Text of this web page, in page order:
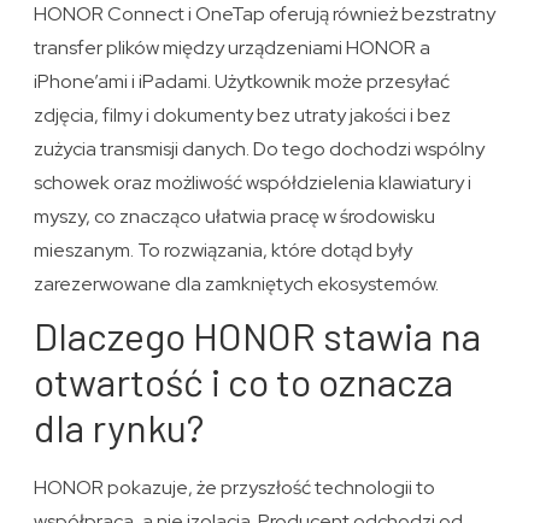
HONOR Connect i OneTap oferują również bezstratny
transfer plików między urządzeniami HONOR a
iPhone’ami i iPadami. Użytkownik może przesyłać
zdjęcia, filmy i dokumenty bez utraty jakości i bez
zużycia transmisji danych. Do tego dochodzi wspólny
schowek oraz możliwość współdzielenia klawiatury i
myszy, co znacząco ułatwia pracę w środowisku
mieszanym. To rozwiązania, które dotąd były
zarezerwowane dla zamkniętych ekosystemów.
Dlaczego HONOR stawia na
otwartość i co to oznacza
dla rynku?
HONOR pokazuje, że przyszłość technologii to